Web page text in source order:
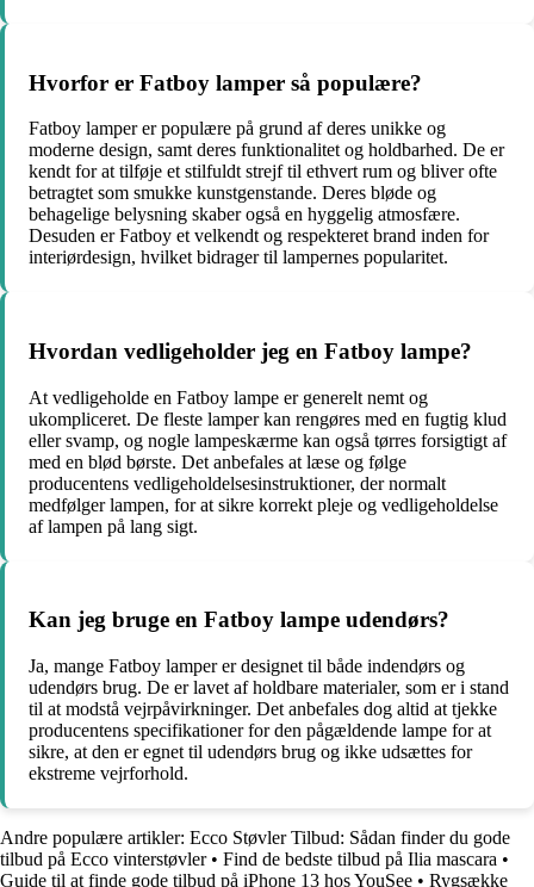
Hvorfor er Fatboy lamper så populære?
Fatboy lamper er populære på grund af deres unikke og
moderne design, samt deres funktionalitet og holdbarhed. De er
kendt for at tilføje et stilfuldt strejf til ethvert rum og bliver ofte
betragtet som smukke kunstgenstande. Deres bløde og
behagelige belysning skaber også en hyggelig atmosfære.
Desuden er Fatboy et velkendt og respekteret brand inden for
interiørdesign, hvilket bidrager til lampernes popularitet.
Hvordan vedligeholder jeg en Fatboy lampe?
At vedligeholde en Fatboy lampe er generelt nemt og
ukompliceret. De fleste lamper kan rengøres med en fugtig klud
eller svamp, og nogle lampeskærme kan også tørres forsigtigt af
med en blød børste. Det anbefales at læse og følge
producentens vedligeholdelsesinstruktioner, der normalt
medfølger lampen, for at sikre korrekt pleje og vedligeholdelse
af lampen på lang sigt.
Kan jeg bruge en Fatboy lampe udendørs?
Ja, mange Fatboy lamper er designet til både indendørs og
udendørs brug. De er lavet af holdbare materialer, som er i stand
til at modstå vejrpåvirkninger. Det anbefales dog altid at tjekke
producentens specifikationer for den pågældende lampe for at
sikre, at den er egnet til udendørs brug og ikke udsættes for
ekstreme vejrforhold.
Andre populære artikler: Ecco Støvler Tilbud: Sådan finder du gode
tilbud på Ecco vinterstøvler• Find de bedste tilbud på Ilia mascara •
Guide til at finde gode tilbud på iPhone 13 hos YouSee • Rygsække